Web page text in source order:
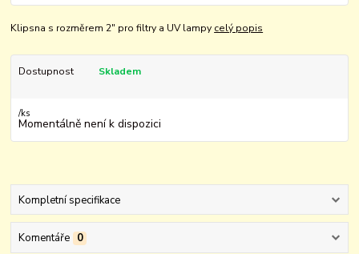
Klipsna s rozměrem 2" pro filtry a UV lampy celý popis
Dostupnost Skladem
/ks
Momentálně není k dispozici
Kompletní specifikace
Komentáře 0